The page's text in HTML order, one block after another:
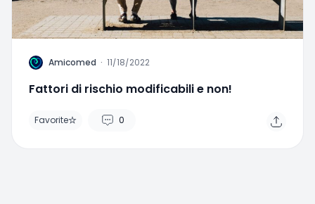
A Amicomed · 11/18/2022
Fattori di rischio modificabili e non!
Favorite 0